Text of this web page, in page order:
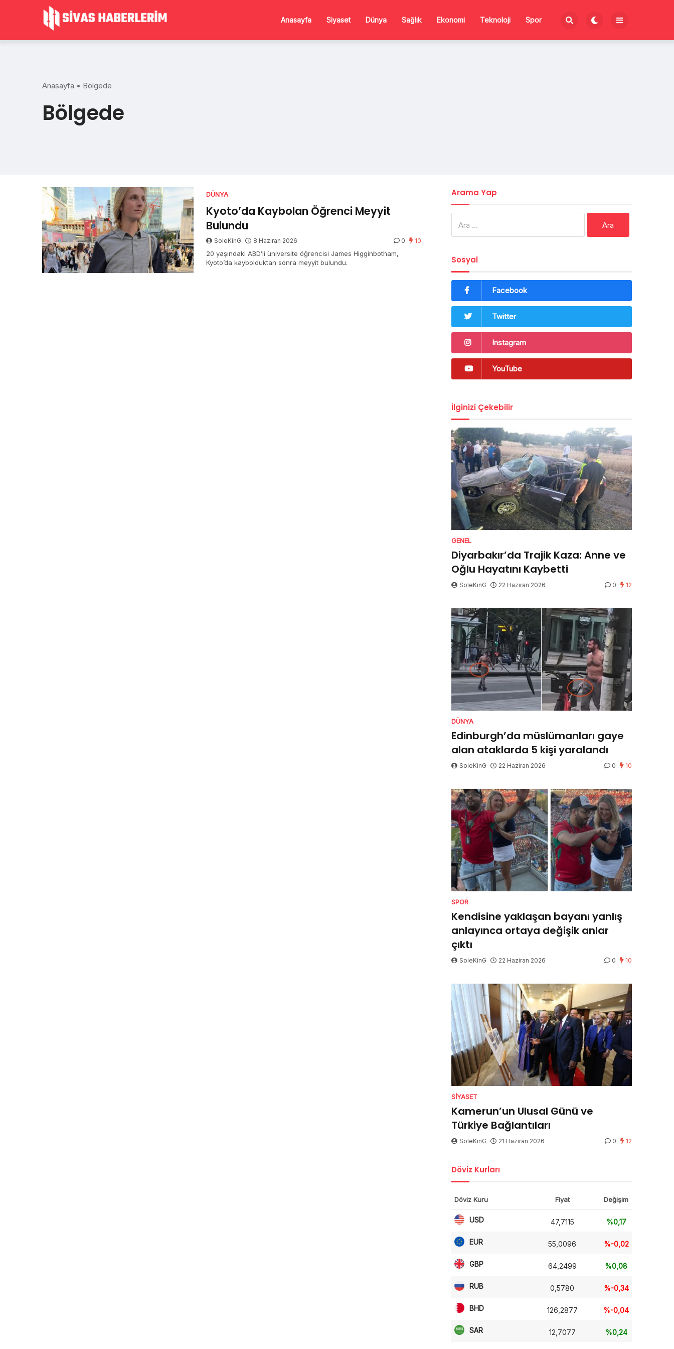
Anasayfa Siyaset Dünya Sağlık Ekonomi Teknoloji Spor
Anasayfa • Bölgede
Bölgede
DÜNYA
Kyoto’da Kaybolan Öğrenci Meyyit
Bulundu
SoleKinG 8 Haziran 2026 0 10
20 yaşındaki ABD’li üniversite öğrencisi James Higginbotham,
Kyoto’da kaybolduktan sonra meyyit bulundu.
Arama Yap
Sosyal
Facebook
Twitter
Instagram
YouTube
İlginizi Çekebilir
GENEL
Diyarbakır’da Trajik Kaza: Anne ve
Oğlu Hayatını Kaybetti
SoleKinG 22 Haziran 2026 0 12
DÜNYA
Edinburgh’da müslümanları gaye
alan ataklarda 5 kişi yaralandı
SoleKinG 22 Haziran 2026 0 10
SPOR
Kendisine yaklaşan bayanı yanlış
anlayınca ortaya değişik anlar
çıktı
SoleKinG 22 Haziran 2026 0 10
SIYASET
Kamerun’un Ulusal Günü ve
Türkiye Bağlantıları
SoleKinG 21 Haziran 2026 0 12
Döviz Kurları
Döviz Kuru Fiyat Değişim
USD 47,7115 %0,17
EUR 55,0096 %-0,02
GBP 64,2499 %0,08
RUB 0,5780 %-0,34
BHD 126,2877 %-0,04
SAR 12,7077 %0,24